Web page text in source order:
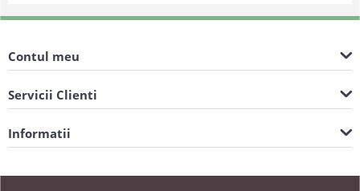
Contul meu
Servicii Clienti
Informatii